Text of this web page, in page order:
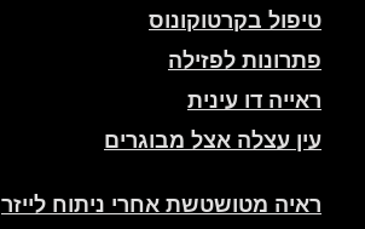
טיפול בקרטוקונוס
פתרונות לפזילה
ראייה דו עינית
עין עצלה אצל מבוגרים
ראיה מטושטשת אחרי ניתוח לייזר